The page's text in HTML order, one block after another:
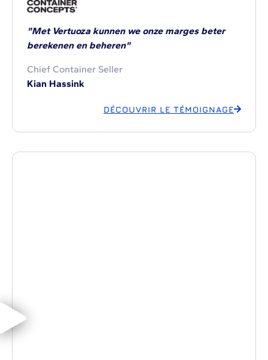
"Met Vertuoza kunnen we onze marges beter
berekenen en beheren"
Chief Container Seller
Kian Hassink
DÉCOUVRIR LE TÉMOIGNAGE